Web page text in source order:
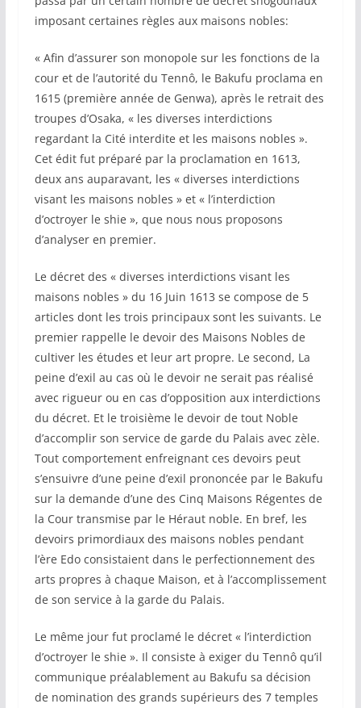
imposant certaines règles aux maisons nobles:
« Afin d’assurer son monopole sur les fonctions de la
cour et de l’autorité du Tennô, le Bakufu proclama en
1615 (première année de Genwa), après le retrait des
troupes d’Osaka, « les diverses interdictions
regardant la Cité interdite et les maisons nobles ».
Cet édit fut préparé par la proclamation en 1613,
deux ans auparavant, les « diverses interdictions
visant les maisons nobles » et « l’interdiction
d’octroyer le shie », que nous nous proposons
d’analyser en premier.
Le décret des « diverses interdictions visant les
maisons nobles » du 16 Juin 1613 se compose de 5
articles dont les trois principaux sont les suivants. Le
premier rappelle le devoir des Maisons Nobles de
cultiver les études et leur art propre. Le second, La
peine d’exil au cas où le devoir ne serait pas réalisé
avec rigueur ou en cas d’opposition aux interdictions
du décret. Et le troisième le devoir de tout Noble
d’accomplir son service de garde du Palais avec zèle.
Tout comportement enfreignant ces devoirs peut
s’ensuivre d’une peine d’exil prononcée par le Bakufu
sur la demande d’une des Cinq Maisons Régentes de
la Cour transmise par le Héraut noble. En bref, les
devoirs primordiaux des maisons nobles pendant
l’ère Edo consistaient dans le perfectionnement des
arts propres à chaque Maison, et à l’accomplissement
de son service à la garde du Palais.
Le même jour fut proclamé le décret « l’interdiction
d’octroyer le shie ». Il consiste à exiger du Tennô qu’il
communique préalablement au Bakufu sa décision
de nomination des grands supérieurs des 7 temples